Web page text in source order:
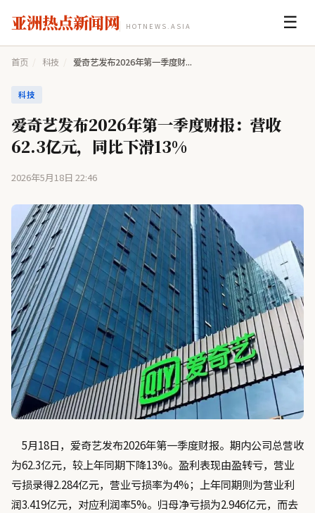
亚洲热点新闻网 HOTNEWS.ASIA ☰
首页 科技 爱奇艺发布2026年第一季度财...
科技
爱奇艺发布2026年第一季度财报：营收
62.3亿元，同比下滑13%
2026年5月18日 22:46
5月18日，爱奇艺发布2026年第一季度财报。期内公司总营收
为62.3亿元，较上年同期下降13%。盈利表现由盈转亏，营业
亏损录得2.284亿元，营业亏损率为4%；上年同期则为营业利
润3.419亿元，对应利润率5%。归母净亏损为2.946亿元，而去